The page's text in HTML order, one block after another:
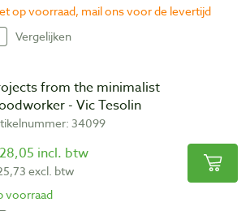
op voorraad, mail ons voor de levertijd
Vergelijken
from the minimalist
- Vic Tesolin
34099
incl. btw
excl. btw
voorraad